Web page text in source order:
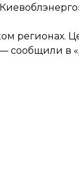
регионах.
сообщили в